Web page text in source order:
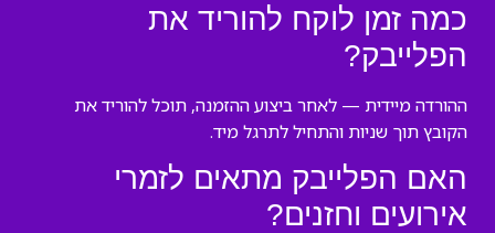
כמה זמן לוקח להוריד את
הפלייבק?
ההורדה מיידית — לאחר ביצוע ההזמנה, תוכל להוריד את
הקובץ תוך שניות והתחיל לתרגל מיד.
האם הפלייבק מתאים לזמרי
אירועים וחזנים?